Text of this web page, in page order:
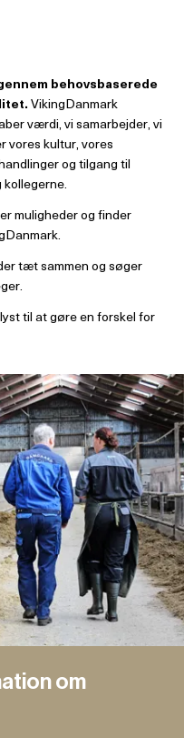
behovsbaserede
VikingDanmark
værdi, vi samarbejder, vi
vores kultur, vores
og tilgang til
muligheder og finder
tæt sammen og søger
til at gøre en forskel for
om